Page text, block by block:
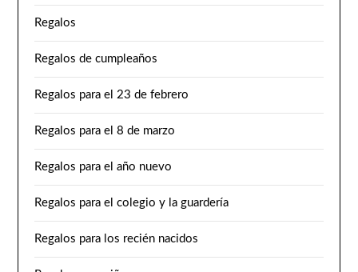
Regalos
Regalos de cumpleaños
Regalos para el 23 de febrero
Regalos para el 8 de marzo
Regalos para el año nuevo
Regalos para el colegio y la guardería
Regalos para los recién nacidos